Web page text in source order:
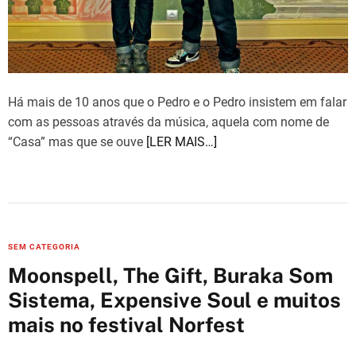
Há mais de 10 anos que o Pedro e o Pedro insistem em falar
com as pessoas através da música, aquela com nome de
“Casa” mas que se ouve [LER MAIS…]
C
a
t
e
g
SEM CATEGORIA
Moonspell, The Gift, Buraka Som
Sistema, Expensive Soul e muitos
mais no festival Norfest